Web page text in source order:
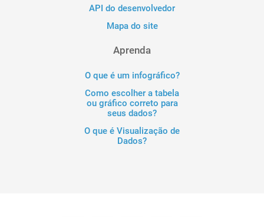
API do desenvolvedor
Mapa do site
Aprenda
O que é um infográfico?
Como escolher a tabela
ou gráfico correto para
seus dados?
O que é Visualização de
Dados?